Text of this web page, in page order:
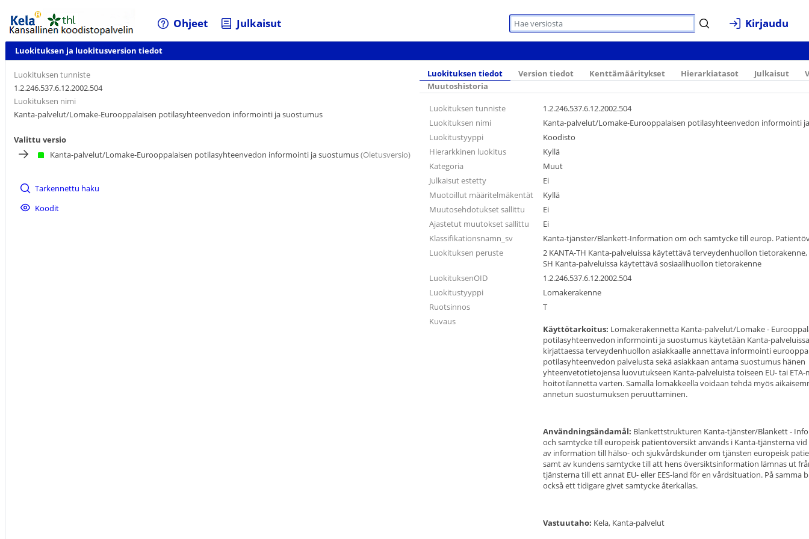
Ohjeet Julkaisut Kirjaudu
Luokituksen ja luokitusversion tiedot
Luokituksen tunniste
1.2.246.537.6.12.2002.504
Luokituksen nimi
Kanta-palvelut/Lomake-Eurooppalaisen potilasyhteenvedon informointi ja suostumus
Valittu versio
Kanta-palvelut/Lomake-Eurooppalaisen potilasyhteenvedon informointi ja suostumus(Oletusversio)
Tarkennettu haku
Koodit
Luokituksen tiedot Version tiedot Kenttämääritykset Hierarkiatasot Julkaisut
Muutoshistoria
Luokituksen tunniste
1.2.246.537.6.12.2002.504
Luokituksen nimi
Kanta-palvelut/Lomake-Eurooppalaisen potilasyhteenvedon informointi
Luokitustyyppi
Koodisto
Hierarkkinen luokitus
Kyllä
Kategoria
Muut
Julkaisut estetty
Ei
Muotoillut määritelmäkentät
Kyllä
Muutosehdotukset sallittu
Ei
Ajastetut muutokset sallittu
Ei
Klassifikationsnamn_sv
Kanta-tjänster/Blankett-Information om och samtycke till europ.
Luokituksen peruste
2 KANTA-TH Kanta-palveluissa käytettävä terveydenhuollon tietorakenne,
SH Kanta-palveluissa käytettävä sosiaalihuollon tietorakenne
LuokituksenOID
1.2.246.537.6.12.2002.504
Luokitustyyppi
Lomakerakenne
Ruotsinnos
T
Kuvaus
Käyttötarkoitus: Lomakerakennetta Kanta-palvelut/Lomake -
potilasyhteenvedon informointi ja suostumus käytetään Kanta-palveluissa
kirjattaessa terveydenhuollon asiakkaalle annettava informointi
potilasyhteenvedon palvelusta sekä asiakkaan antama suostumus hänen
yhteenvetotietojensa luovutukseen Kanta-palveluista toiseen EU- tai ETA-
hoitotilannetta varten. Samalla lomakkeella voidaan tehdä myös
annetun suostumuksen peruuttaminen.
Användningsändamål: Blankettstrukturen Kanta-tjänster/Blankett -
och samtycke till europeisk patientöversikt används i Kanta-tjänsterna
av information till hälso- och sjukvårdskunder om tjänsten europeisk
samt av kundens samtycke till att hens översiktsinformation lämnas ut
tjänsterna till ett annat EU- eller EES-land för en vårdsituation. På samma
också ett tidigare givet samtycke återkallas.
Vastuutaho: Kela, Kanta-palvelut